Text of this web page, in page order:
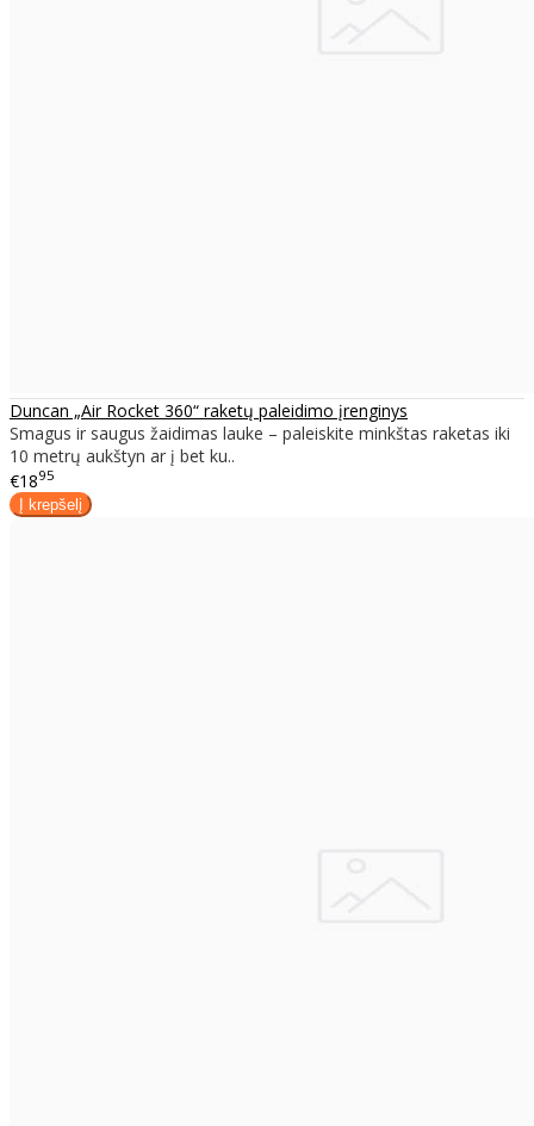
Duncan „Air Rocket 360“ raketų paleidimo įrenginys
Smagus ir saugus žaidimas lauke – paleiskite minkštas raketas iki
10 metrų aukštyn ar į bet ku..
€1895